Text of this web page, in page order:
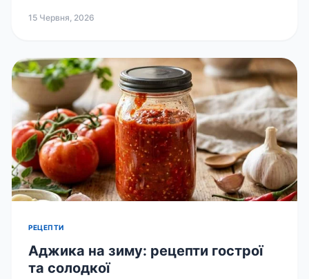
15 Червня, 2026
РЕЦЕПТИ
Аджика на зиму: рецепти гострої
та солодкої